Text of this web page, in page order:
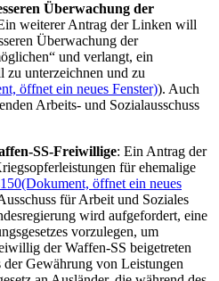
Überwachung der
weiterer Antrag der Linken will
Überwachung der
und verlangt, ein
zu unterzeichnen und zu
öffnet ein neues Fenster)). Auch
Arbeits- und Sozialausschuss
SS-Freiwillige: Ein Antrag der
für ehemalige
(Dokument, öffnet ein neues
für Arbeit und Soziales
wird aufgefordert, eine
vorzulegen, um
der Waffen-SS beigetreten
Gewährung von Leistungen